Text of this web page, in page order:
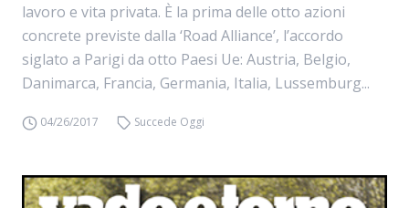
lavoro e vita privata. È la prima delle otto azioni
concrete previste dalla ‘Road Alliance’, l’accordo
siglato a Parigi da otto Paesi Ue: Austria, Belgio,
Danimarca, Francia, Germania, Italia, Lussemburg...
04/26/2017 Succede Oggi